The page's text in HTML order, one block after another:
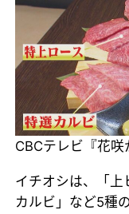
CBCテレビ『花咲
イチオシは、「上
カルビ」など5種